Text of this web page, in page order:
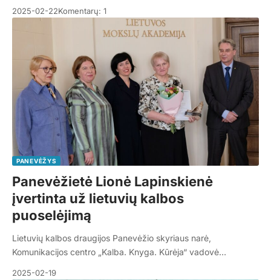
2025-02-22Komentarų: 1
PANEVĖŽYS
Panevėžietė Lionė Lapinskienė
įvertinta už lietuvių kalbos
puoselėjimą
Lietuvių kalbos draugijos Panevėžio skyriaus narė,
Komunikacijos centro „Kalba. Knyga. Kūrėja“ vadovė…
2025-02-19